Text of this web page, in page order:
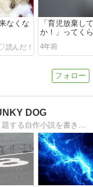
なくな
「育児放棄し
か！」ってく
れていました
ママ達へ
4年前
DOG